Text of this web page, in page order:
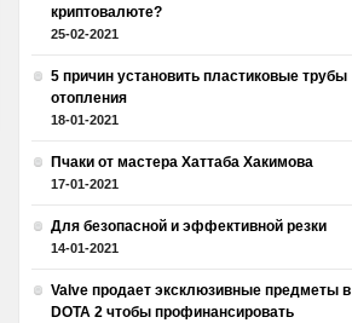
криптовалюте?
25-02-2021
5 причин установить пластиковые трубы
отопления
18-01-2021
Пчаки от мастера Хаттаба Хакимова
17-01-2021
Для безопасной и эффективной резки
14-01-2021
Valve продает эксклюзивные предметы в
DOTA 2 чтобы профинансировать